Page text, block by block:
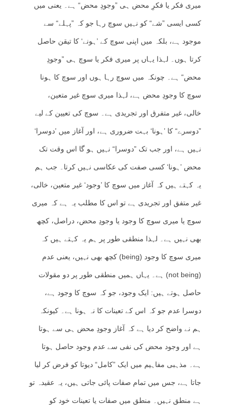
میری فکر یا فکرِ محض ہی ”وجودِ محض“ ہے۔ یعنی میں
کسی ایسی ”شے“ کو نہیں سوچ رہا جو کہ ”پہلے“ سے
موجود ہے، بلکہ میں اپنی سوچ کے ’ہونے‘ کا تیقن حاصل
کرتا ہوں۔ لہذا یہاں پر میری فکر یا سوچ ہی ”وجودِ
محض“ ہے۔ چونکہ میں سوچ رہا ہوں اور سوچ کا ہونا
سوچ کا وجودِ محض ہے، لہذا میری سوچ غیر متعین،
خالی، غیر متفرق اور تجریدی ہے۔ سوچ کی تعیین کے لیے
”دوسرے“ کا ’ہونا‘ بہت ضروری ہے، اور آغاز میں ’دوسرا‘
نہیں ہے، اور جب تک ”دوسرا“ نہیں ہو گا اس وقت تک
محض ’ہونا‘ کسی صفت کی عکاسی نہیں کرتا۔ جب ہم
یہ کہتے ہیں کہ آغاز میں سوچ کا ’وجود‘ غیر متعین، خالی،
غیر متفق اور تجریدی ہے تو اس کا مطلب یہ ہے کہ میری
سوچ یا میری سوچ کا وجود یا وجودِ محض، دراصل، کچھ
بھی نہیں ہے۔ لہذا منطقی طور پر ہم یہ کہتے ہیں کہ
میری سوچ کا وجود (being) کچھ بھی نہیں، یعنی عدم
(not being) ہے۔ یہاں ہمیں منطقی طور پر دو مقولات
حاصل ہوتے ہیں: ایک وجود، جو کہ سوچ کا وجود ہے،
دوسرا عدم جو کہ اس کے تعینات کا نہ ہونا ہے۔ کیونکہ
ہم نے واضح کر دیا ہے کہ آغاز وجودِ محض ہی سے ہوتا
ہے اور وجود محض کی نفی سے عدم وجود حاصل ہوتا
ہے۔ مذہبی مفاہیم میں ایک ”کامل“ دیوتا کو فرض کر لیا
جاتا ہے، جس میں تمام صفات پائی جاتی ہیں، یہ عقیدہ تو
ہے منطق نہیں۔ منطق میں صفات یا تعینات خود کو